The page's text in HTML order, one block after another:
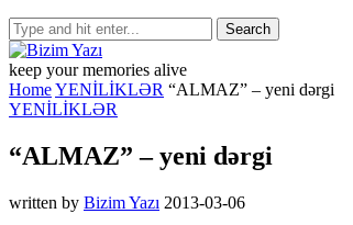
keep your memories alive
HomeYENİLİKLƏR “ALMAZ” – yeni dərgi
YENİLİKLƏR
“ALMAZ” – yeni dərgi
written by Bizim Yazı 2013-03-06